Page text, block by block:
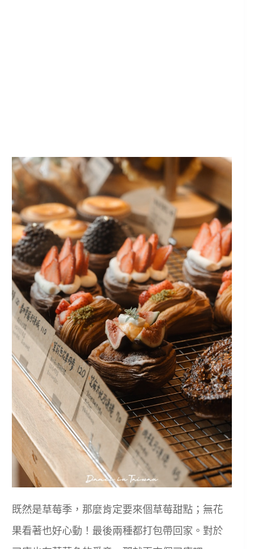
既然是草莓季，那麼肯定要來個草莓甜點；無花
果看著也好心動！最後兩種都打包帶回家。對於